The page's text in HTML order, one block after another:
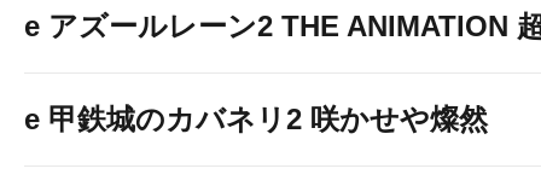
e アズールレーン2 THE ANIMATION
e 甲鉄城のカバネリ2 咲かせや燦然